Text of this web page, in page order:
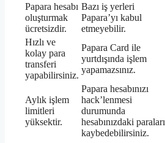
Papara hesabı
oluşturmak
ücretsizdir.
Bazı iş yerleri
Papara’yı kabul
etmeyebilir.
Hızlı ve
kolay para
transferi
yapabilirsiniz.
Papara Card ile
yurtdışında işlem
yapamazsınız.
Aylık işlem
limitleri
yüksektir.
Papara hesabınızı
hack’lenmesi
durumunda
hesabınızdaki paraları
kaybedebilirsiniz.